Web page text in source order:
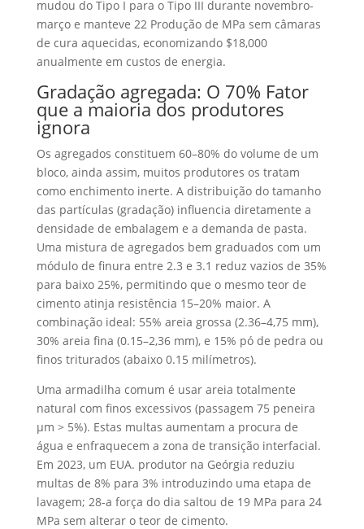
mudou do Tipo I para o Tipo III durante novembro-
março e manteve 22 Produção de MPa sem câmaras
de cura aquecidas, economizando $18,000
anualmente em custos de energia.
Gradação agregada: O 70% Fator
que a maioria dos produtores
ignora
Os agregados constituem 60–80% do volume de um
bloco, ainda assim, muitos produtores os tratam
como enchimento inerte. A distribuição do tamanho
das partículas (gradação) influencia diretamente a
densidade de embalagem e a demanda de pasta.
Uma mistura de agregados bem graduados com um
módulo de finura entre 2.3 e 3.1 reduz vazios de 35%
para baixo 25%, permitindo que o mesmo teor de
cimento atinja resistência 15–20% maior. A
combinação ideal: 55% areia grossa (2.36–4,75 mm),
30% areia fina (0.15–2,36 mm), e 15% pó de pedra ou
finos triturados (abaixo 0.15 milímetros).
Uma armadilha comum é usar areia totalmente
natural com finos excessivos (passagem 75 peneira
μm > 5%). Estas multas aumentam a procura de
água e enfraquecem a zona de transição interfacial.
Em 2023, um EUA. produtor na Geórgia reduziu
multas de 8% para 3% introduzindo uma etapa de
lavagem; 28-a força do dia saltou de 19 MPa para 24
MPa sem alterar o teor de cimento.